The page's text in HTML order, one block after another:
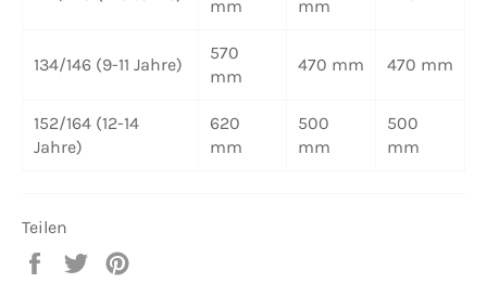
mm
mm
134/146 (9-11 Jahre)
570
mm
470 mm 470 mm
152/164 (12-14
Jahre)
620
mm
500
mm
500
mm
Teilen
Auf
Auf